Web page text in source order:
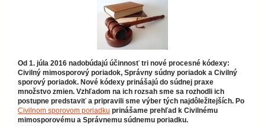
Od 1. júla 2016 nadobúdajú účinnosť tri nové procesné kódexy:
Civilný mimosporový poriadok, Správny súdny poriadok a Civilný
sporový poriadok. Nové kódexy prinášajú do súdnej praxe
množstvo zmien. Vzhľadom na ich rozsah sme sa rozhodli ich
postupne predstaviť a pripravili sme výber tých najdôležitejších. Po
Civilnom sporovom poriadku prinášame prehľad k Civilnému
mimosporovému a Správnemu súdnemu poriadku.